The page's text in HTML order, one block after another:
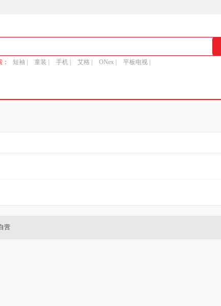
短袖 | 童装 | 手机 | 艾格 | ONex | 平板电视 |
营